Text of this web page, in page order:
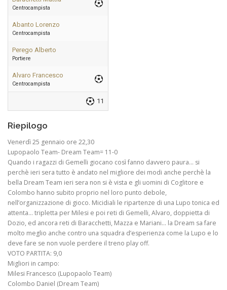
Centrocampista
Abanto Lorenzo
Centrocampista
Perego Alberto
Portiere
Alvaro Francesco
Centrocampista
11
Riepilogo
Venerdì 25 gennaio ore 22,30
Lupopaolo Team- Dream Team= 11-0
Quando i ragazzi di Gemelli giocano così fanno davvero paura… si
perchè ieri sera tutto è andato nel migliore dei modi anche perchè la
bella Dream Team ieri sera non si è vista e gli uomini di Coglitore e
Colombo hanno subito proprio nel loro punto debole,
nell’organizzazione di gioco. Micidiali le ripartenze di una Lupo tonica ed
attenta… tripletta per Milesi e poi reti di Gemelli, Alvaro, doppietta di
Dozio, ed ancora reti di Baracchetti, Mazza e Mariani… la Dream sa fare
molto meglio anche contro una squadra d’esperienza come la Lupo e lo
deve fare se non vuole perdere il treno play off.
VOTO PARTITA: 9,0
Migliori in campo:
Milesi Francesco (Lupopaolo Team)
Colombo Daniel (Dream Team)